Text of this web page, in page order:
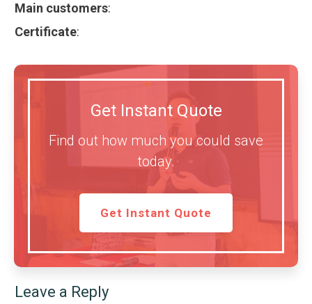
Main customers:
Certificate:
Get Instant Quote
Find out how much you could save
today.
Get Instant Quote
Leave a Reply